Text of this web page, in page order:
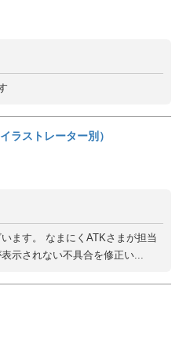
ラストレーター別）
ます。 なまにくATKさまが担当
示されない不具合を修正い...